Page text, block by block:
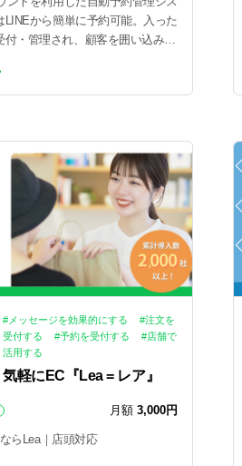
LINEから簡単に予約可能。入った
・管理され、顧客を囲い込みリ
#メッセージを効果的にする
#注文を
受付する
#予約を受付する
#店舗で
活用する
気軽にEC『Lea = レア』
月額 3,000円
らLea｜店頭対応